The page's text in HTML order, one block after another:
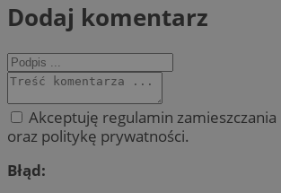
Dodaj komentarz
Akceptuję regulamin
oraz politykę prywatności.
Błąd: